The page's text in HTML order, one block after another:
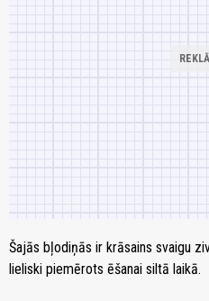
Šajās bļodiņās ir krāsains svaigu
lieliski piemērots ēšanai siltā laikā.